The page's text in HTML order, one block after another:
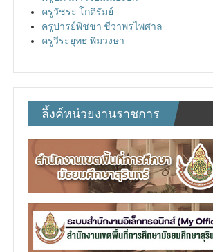
ครูวัชระ โกติรัมย์
ครูปารย์พิชชา ชีวาพรไพศาล
ครูวีระยุทธ พิมวงษา
ลิ้งค์หน่วยงานราชการ